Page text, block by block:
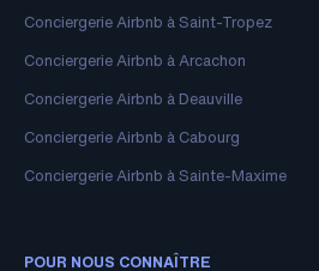
Conciergerie Airbnb à Saint-Tropez
Conciergerie Airbnb à Arcachon
Conciergerie Airbnb à Deauville
Conciergerie Airbnb à Cabourg
Conciergerie Airbnb à Sainte-Maxime
POUR NOUS CONNAÎTRE